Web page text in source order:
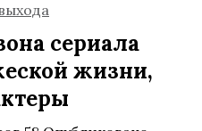
сериала
жизни,